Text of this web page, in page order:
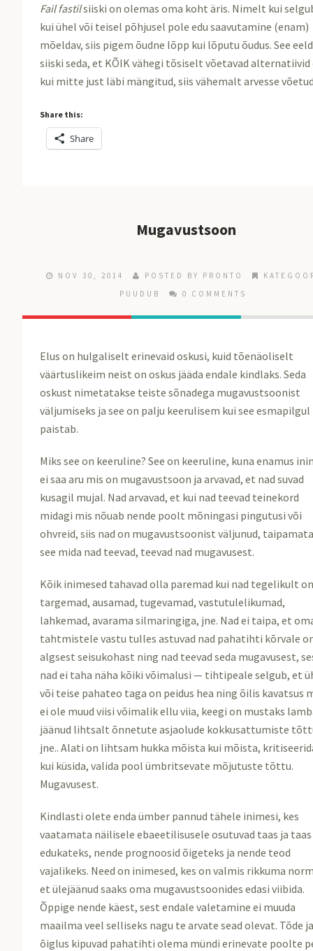
Fail fastilsiiski on olemas oma koht äris. Nimelt kui
kui ühel või teisel põhjusel pole edu saavutamine (enam)
mõeldav, siis pigem õudne lõpp kui lõputu õudus. See
siiski seda, et KÕIK vähegi tõsiselt võetavad alternatiivid
kui mitte just läbi mängitud, siis vähemalt arvesse
Share this:
Share
Mugavustsoon
NOV 30, 2014 POSTED BY PRONTO
PUUDUB
0 COMMENTS
Elus on hulgaliselt erinevaid oskusi, kuid tõenäoliselt
väärtuslikeim neist on oskus jääda endale kindlaks. Seda
oskust nimetatakse teiste sõnadega mugavustsoonist
väljumiseks ja see on palju keerulisem kui see esmapilgul
paistab.
Miks see on keeruline? See on keeruline, kuna enamus
ei saa aru mis on mugavustsoon ja arvavad, et nad suvad
kusagil mujal. Nad arvavad, et kui nad teevad teinekord
midagi mis nõuab nende poolt mõningasi pingutusi või
ohvreid, siis nad on mugavustsoonist väljunud,
see mida nad teevad, teevad nad mugavusest.
Kõik inimesed tahavad olla paremad kui nad tegelikult
targemad, ausamad, tugevamad, vastutulelikumad,
lahkemad, avarama silmaringiga, jne. Nad ei taipa, et
tahtmistele vastu tulles astuvad nad pahatihti kõrvale
algsest seisukohast ning nad teevad seda mugavusest,
nad ei taha näha kõiki võimalusi — tihtipeale selgub, et
või teise pahateo taga on peidus hea ning õilis kavatsus
ei ole muud viisi võimalik ellu viia, keegi on mustaks
jäänud lihtsalt õnnetute asjaolude kokkusattumiste
jne.. Alati on lihtsam hukka mõista kui mõista,
kui küsida, valida pool ümbritsevate mõjutuste tõttu.
Mugavusest.
Kindlasti olete enda ümber pannud tähele inimesi, kes
vaatamata näilisele ebaeetilisusele osutuvad taas ja taas
edukateks, nende prognoosid õigeteks ja nende teod
vajalikeks. Need on inimesed, kes on valmis rikkuma
et ülejäänud saaks oma mugavustsoonides edasi viibida.
Õppige nende käest, sest endale valetamine ei muuda
maailma veel selliseks nagu te arvate sead olevat. Tõde
õiglus kipuvad pahatihti olema mündi erinevate poolte